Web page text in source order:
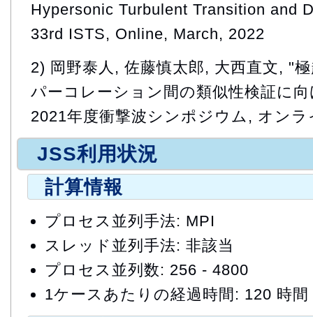
Hypersonic Turbulent Transition and
33rd ISTS, Online, March, 2022
2) 岡野泰人, 佐藤慎太郎, 大西直文, "
パーコレーション間の類似性検証に
2021年度衝撃波シンポジウム, オン
JSS利用状況
計算情報
プロセス並列手法: MPI
スレッド並列手法: 非該当
プロセス並列数: 256 - 4800
1ケースあたりの経過時間: 120 時間